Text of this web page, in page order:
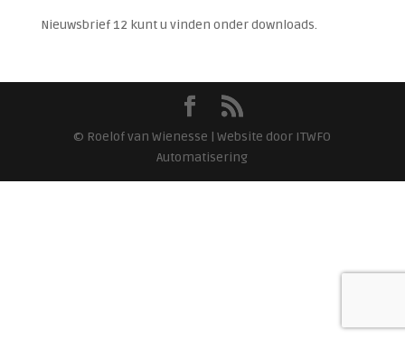
Nieuwsbrief 12 kunt u vinden onder downloads.
© Roelof van Wienesse | Website door ITWFO
Automatisering